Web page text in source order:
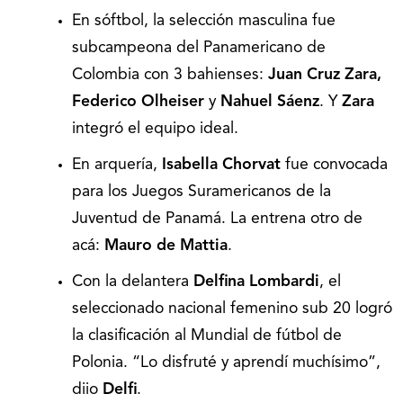
En sóftbol, la selección masculina fue
subcampeona del Panamericano de
Colombia con 3 bahienses: Juan Cruz Zara,
Federico Olheiser y Nahuel Sáenz. Y Zara
integró el equipo ideal.
En arquería, Isabella Chorvat fue convocada
para los Juegos Suramericanos de la
Juventud de Panamá. La entrena otro de
acá: Mauro de Mattia.
Con la delantera Delfina Lombardi, el
seleccionado nacional femenino sub 20 logró
la clasificación al Mundial de fútbol de
Polonia. “Lo disfruté y aprendí muchísimo”,
dijo Delfi.